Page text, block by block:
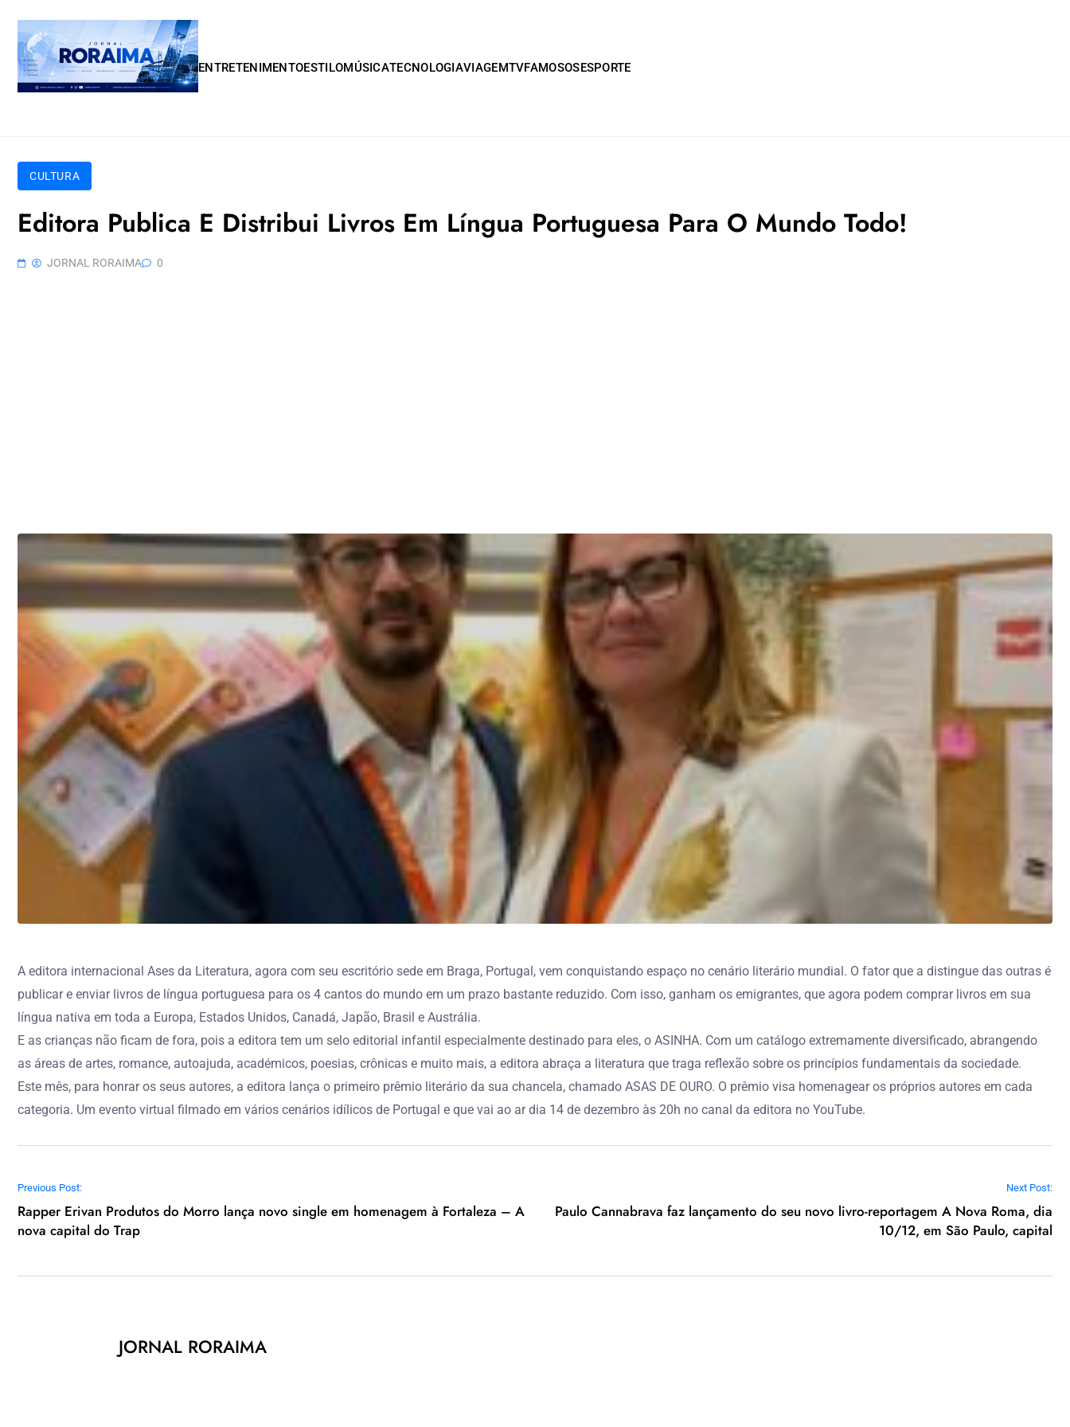
ENTRETENIMENTOESTILOMÚSICATECNOLOGIAVIAGEMTVFAMOSOS ESPORTE
CULTURA
Editora Publica E Distribui Livros Em Língua Portuguesa Para O Mundo Todo!
JORNAL RORAIMA 0
A editora internacional Ases da Literatura, agora com seu escritório sede em Braga, Portugal, vem conquistando espaço no cenário literário mundial. O fator que a distingue das outras é
publicar e enviar livros de língua portuguesa para os 4 cantos do mundo em um prazo bastante reduzido. Com isso, ganham os emigrantes, que agora podem comprar livros em sua
língua nativa em toda a Europa, Estados Unidos, Canadá, Japão, Brasil e Austrália.
E as crianças não ficam de fora, pois a editora tem um selo editorial infantil especialmente destinado para eles, o ASINHA. Com um catálogo extremamente diversificado, abrangendo
as áreas de artes, romance, autoajuda, académicos, poesias, crônicas e muito mais, a editora abraça a literatura que traga reflexão sobre os princípios fundamentais da sociedade.
Este mês, para honrar os seus autores, a editora lança o primeiro prêmio literário da sua chancela, chamado ASAS DE OURO. O prêmio visa homenagear os próprios autores em cada
categoria. Um evento virtual filmado em vários cenários idílicos de Portugal e que vai ao ar dia 14 de dezembro às 20h no canal da editora no YouTube.
Navegação de Post
Previous Post:
Rapper Erivan Produtos do Morro lança novo single em homenagem à Fortaleza – A
nova capital do Trap
Next Post:
Paulo Cannabrava faz lançamento do seu novo livro-reportagem A Nova Roma, dia
10/12, em São Paulo, capital
JORNAL RORAIMA